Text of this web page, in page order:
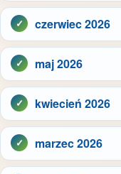
czerwiec 2026
maj 2026
kwiecień 2026
marzec 2026